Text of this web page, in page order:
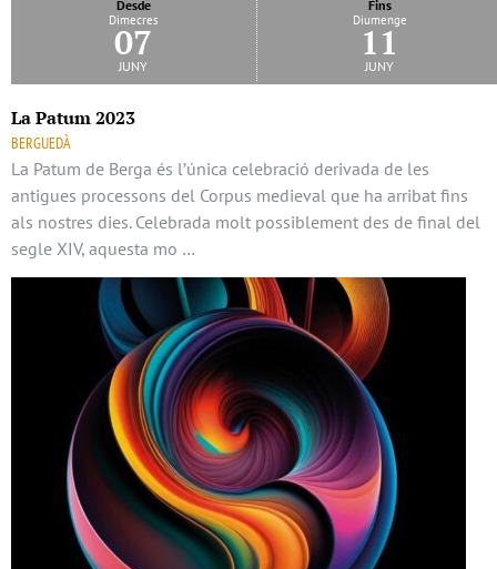
Desde
Dimecres
07
juny
Fins
Diumenge
11
juny
La Patum 2023
BERGUEDÀ
La Patum de Berga és l’única celebració derivada de les
antigues processons del Corpus medieval que ha arribat fins
als nostres dies. Celebrada molt possiblement des de final del
segle XIV, aquesta mo …